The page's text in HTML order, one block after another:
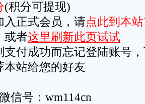
(积分可提现)
正式会员，请点此到本
或者这里刷新此页试试
付成功而忘记登陆账号，
本站给您的好友
号：wm114cn